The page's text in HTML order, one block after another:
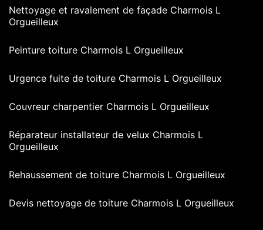
Nettoyage et ravalement de façade Charmois L
Orgueilleux
Peinture toiture Charmois L Orgueilleux
Urgence fuite de toiture Charmois L Orgueilleux
Couvreur charpentier Charmois L Orgueilleux
Réparateur installateur de velux Charmois L
Orgueilleux
Rehaussement de toiture Charmois L Orgueilleux
Devis nettoyage de toiture Charmois L Orgueilleux